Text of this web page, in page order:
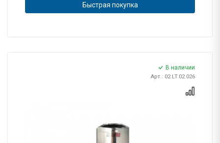
Быстрая покупка
В наличии
Арт.: 02.LT.02.026